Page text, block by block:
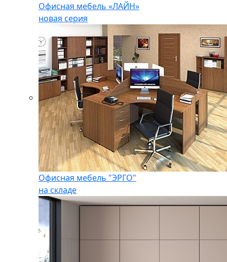
Офисная мебель «ЛАЙН»
новая серия
Офисная мебель "ЭРГО"
на складе